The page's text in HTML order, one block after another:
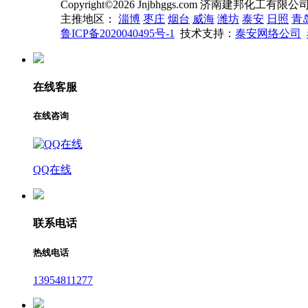
Copyright©2026 Jnjbhggs.com 济南建邦化工有限公
主推地区： 淄博 枣庄 烟台 威海 潍坊 泰安 日照 青
鲁ICP备2020040495号-1
技术支持： 泰安网络公司
在线客服
在线咨询
QQ在线
联系电话
热线电话
13954811277